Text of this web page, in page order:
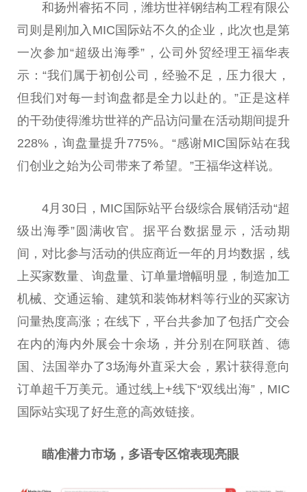
和扬州睿拓不同，潍坊世祥钢结构工程有限公
司则是刚加入MIC国际站不久的企业，此次也是第
一次参加“超级出海季”，公司外贸经理王福华表
示：“我们属于初创公司，经验不足，压力很大，
但我们对每一封询盘都是全力以赴的。”正是这样
的干劲使得潍坊世祥的产品访问量在活动期间提升
228%，询盘量提升775%。“感谢MIC国际站在我
们创业之始为公司带来了希望。”王福华这样说。
4月30日，MIC国际站平台级综合展销活动“超
级出海季”圆满收官。据平台数据显示，活动期
间，对比参与活动的供应商近一年的月均数据，线
上买家数量、询盘量、订单量增幅明显，制造加工
机械、交通运输、建筑和装饰材料等行业的买家访
问量热度高涨；在线下，平台共参加了包括广交会
在内的海内外展会十余场，并分别在阿联酋、德
国、法国举办了3场海外直采大会，累计获得意向
订单超千万美元。通过线上+线下“双线出海”，MIC
国际站实现了好生意的高效链接。
瞄准潜力市场，多语专区馆表现亮眼